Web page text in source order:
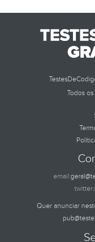
Todos
email:
twitter:
Quer anunciar